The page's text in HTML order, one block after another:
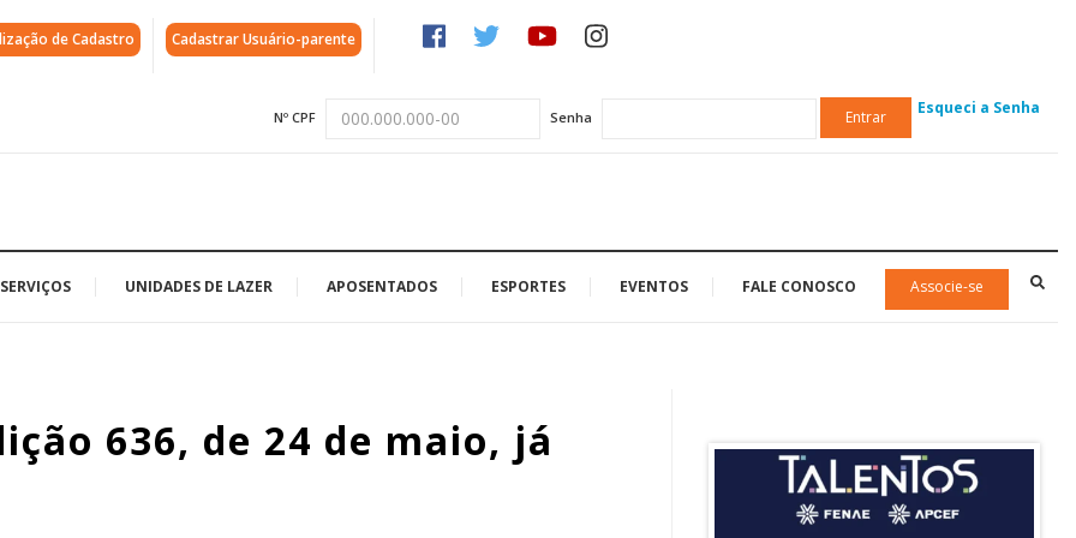
de Cadastro Cadastrar Usuário-parente
Nº CPF Senha Entrar Esqueci a Senha
SERVIÇOS UNIDADES DE LAZER APOSENTADOS ESPORTES EVENTOS FALE CONOSCO Associe-se
636, de 24 de maio, já